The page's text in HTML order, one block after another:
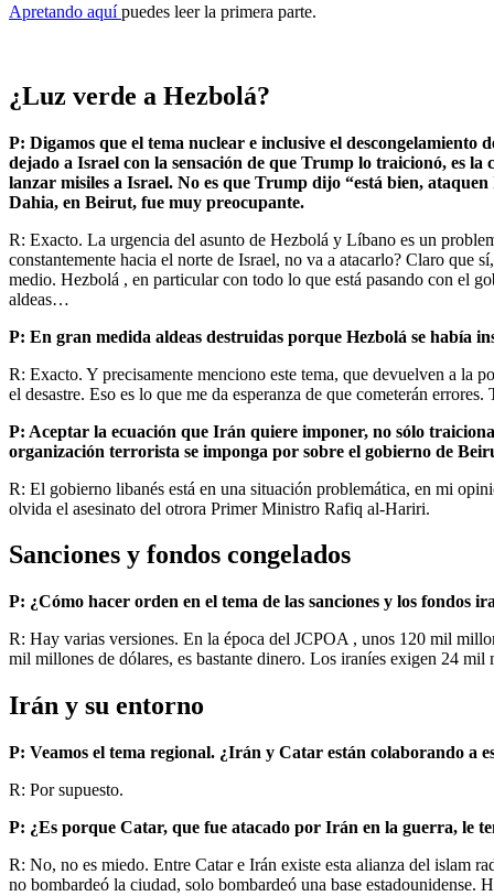
Apretando aquípuedes leer la primera parte.
¿Luz verde a Hezbolá?
P: Digamos que el tema nuclear e inclusive el descongelamiento
dejado a Israel con la sensación de que Trump lo traicionó, es
lanzar misiles a Israel. No es que Trump dijo “está bien,
Dahia, en Beirut, fue muy preocupante.
R: Exacto. La urgencia del asunto de Hezbolá y Líbano es un
constantemente hacia el norte de Israel, no va a atacarlo? Claro que
medio. Hezbolá , en particular con todo lo que está pasando con el
aldeas…
P: En gran medida aldeas destruidas porque Hezbolá se había
R: Exacto. Y precisamente menciono este tema, que devuelven a la
el desastre. Eso es lo que me da esperanza de que cometerán errores.
P: Aceptar la ecuación que Irán quiere imponer, no sólo
organización terrorista se imponga por sobre el gobierno de
R: El gobierno libanés está en una situación problemática, en mi
olvida el asesinato del otrora Primer Ministro Rafiq al-Hariri.
Sanciones y fondos congelados
P: ¿Cómo hacer orden en el tema de las sanciones y los fondos
R: Hay varias versiones. En la época del JCPOA , unos 120 mil
mil millones de dólares, es bastante dinero. Los iraníes exigen 24
Irán y su entorno
P: Veamos el tema regional. ¿Irán y Catar están colaborando a
R: Por supuesto.
P: ¿Es porque Catar, que fue atacado por Irán en la guerra, le
R: No, no es miedo. Entre Catar e Irán existe esta alianza del islam
no bombardeó la ciudad, solo bombardeó una base